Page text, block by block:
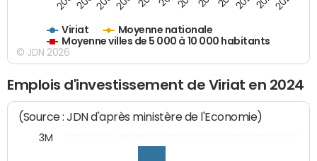
Viriat
Moyenne nationale
Moyenne villes de 5 000 à 10 000 habitants
© JDN 2026
Emplois d'investissement de Viriat en 2024
(Source : JDN d'après ministère de l'Economie)
3M